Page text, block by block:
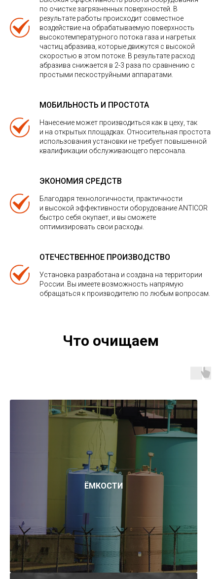
по очистке загрязненных поверхностей. В
результате работы происходит совместное
воздействие на обрабатываемую поверхность
высокотемпературного потока газа и нагретых
частиц абразива, которые движутся с высокой
скоростью в этом потоке. В результате расход
абразива снижается в 2-3 раза по сравнению с
простыми пескоструйными аппаратами.
МОБИЛЬНОСТЬ И ПРОСТОТА
Нанесение может производиться как в цеху, так
и на открытых площадках. Относительная простота
использования установки не требует повышенной
квалификации обслуживающего персонала.
ЭКОНОМИЯ СРЕДСТВ
Благодаря технологичности, практичности
и высокой эффективности оборудование ANTICOR
быстро себя окупает, и вы сможете
оптимизировать свои расходы.
ОТЕЧЕСТВЕННОЕ ПРОИЗВОДСТВО
Установка разработана и создана на территории
России. Вы имеете возможность напрямую
обращаться к производителю по любым вопросам.
Что очищаем
ЁМКОСТИ